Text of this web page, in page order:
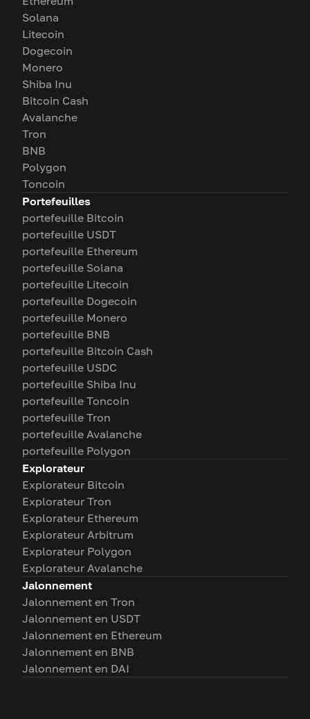
Solana
Litecoin
Dogecoin
Monero
Shiba Inu
Bitcoin Cash
Avalanche
Tron
BNB
Polygon
Toncoin
Portefeuilles
portefeuille Bitcoin
portefeuille USDT
portefeuille Ethereum
portefeuille Solana
portefeuille Litecoin
portefeuille Dogecoin
portefeuille Monero
portefeuille BNB
portefeuille Bitcoin Cash
portefeuille USDC
portefeuille Shiba Inu
portefeuille Toncoin
portefeuille Tron
portefeuille Avalanche
portefeuille Polygon
Explorateur
Explorateur Bitcoin
Explorateur Tron
Explorateur Ethereum
Explorateur Arbitrum
Explorateur Polygon
Explorateur Avalanche
Jalonnement
Jalonnement en Tron
Jalonnement en USDT
Jalonnement en Ethereum
Jalonnement en BNB
Jalonnement en DAI